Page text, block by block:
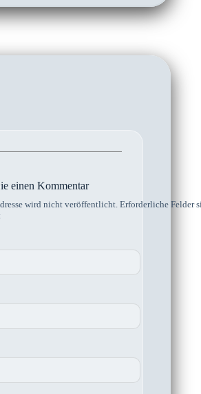
einen Kommentar
wird nicht veröffentlicht. Erforderliche Felder